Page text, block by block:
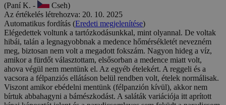
(Paní K. -
Cseh)
Az értékelés létrehozva: 20. 10. 2025
Automatikus fordítás (Eredeti megjelenítése)
Elégedettek voltunk a tartózkodásunkkal, mint olyannal. De voltak
hibái, talán a legnagyobbnak a medence hőmérsékletét nevezném
meg, biztosan nem volt a megadott fokszám. Nagyon hideg a víz,
amikor a fürdőt választottam, elsősorban a medence miatt volt,
ahova végül nem mentünk el. Az egyéb ételekért. A reggeli és a
vacsora a félpanziós ellátáson belül rendben volt, ételek normálisak.
Viszont amikor ebédelni mentünk (félpanzión kívül), akkor nem
bírtuk abbahagyni a bámészkodást. A saláták variációja itt aprított